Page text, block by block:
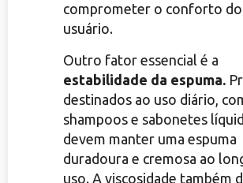
comprometer o conforto do
usuário.
Outro fator essencial é a
estabilidade da espuma.
destinados ao uso diário,
shampoos e sabonetes
devem manter uma espuma
duradoura e cremosa ao
uso. A viscosidade também